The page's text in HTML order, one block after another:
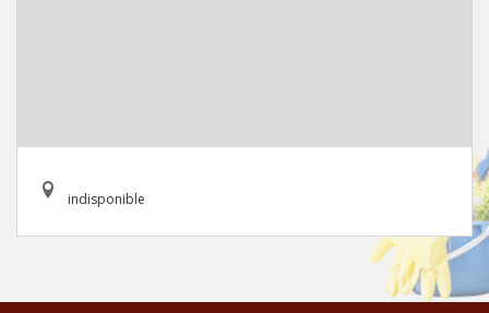
indisponible